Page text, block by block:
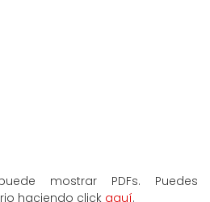
mostrar PDFs. Puedes
haciendo click aquí.